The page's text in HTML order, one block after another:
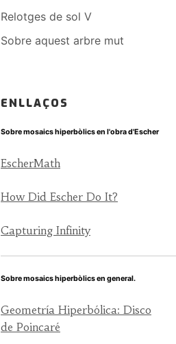
Relotges de sol V
Sobre aquest arbre mut
ENLLAÇOS
Sobre mosaics hiperbòlics en l'obra d'Escher
EscherMath
How Did Escher Do It?
Capturing Infinity
Sobre mosaics hiperbòlics en general.
Geometría Hiperbólica: Disco
de Poincaré